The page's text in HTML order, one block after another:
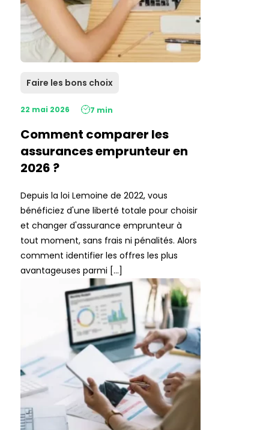
Faire les bons choix
22 mai 2026 7 min
Comment comparer les
assurances emprunteur en
2026 ?
Depuis la loi Lemoine de 2022, vous
bénéficiez d'une liberté totale pour choisir
et changer d'assurance emprunteur à
tout moment, sans frais ni pénalités. Alors
comment identifier les offres les plus
avantageuses parmi […]